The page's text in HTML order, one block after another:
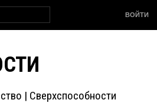
ВОЙТИ
| Сверхспособности